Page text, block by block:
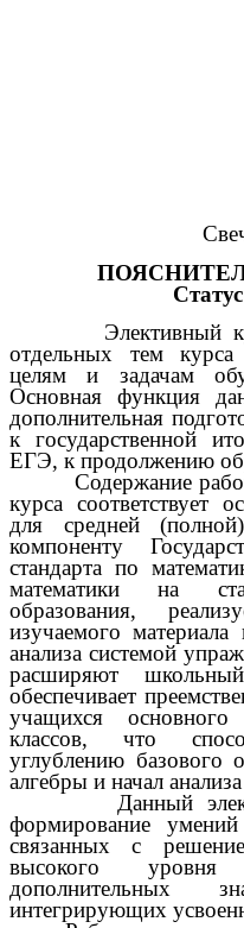
Элективный курс
отдельных тем курса
целям и задачам
Основная функция
дополнительная
к государственной
ЕГЭ, к продолжению
Содержание
курса соответствует
для средней
компоненту
стандарта по
математики на
образования,
изучаемого
анализа системой
расширяют
обеспечивает
учащихся
классов, что
углублению базового
алгебры и начал
Данный
формирование
связанных с
высокого уровня
дополнительных
интегрирующих